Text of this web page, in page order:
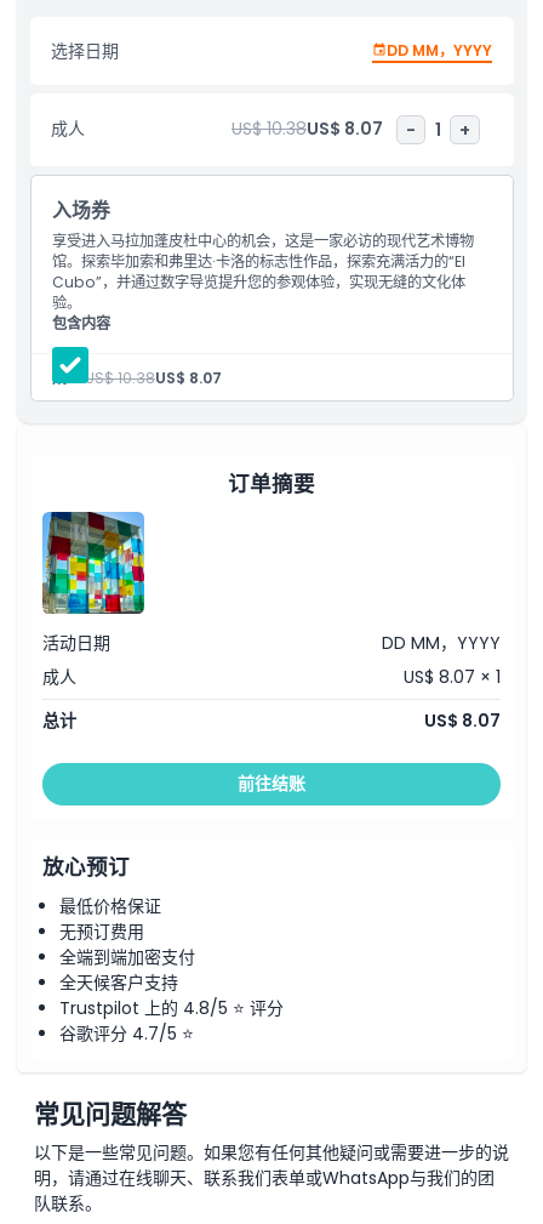
包含项
儿童成人政策
排除项
营业时间
如何到达那里
选择日期 DD MM，YYYY
成人 US$ 10.38US$ 8.07 - 1 +
入场券
享受进入马拉加蓬皮杜中心的机会，这是一家必访的现代艺术博物
馆。探索毕加索和弗里达·卡洛的标志性作品，探索充满活力的“El
Cubo”，并通过数字导览提升您的参观体验，实现无缝的文化体
验。
包含内容
入场券：蓬皮杜中心马拉加
进入所有画廊和展览
每个藏品的数字手册，可下载到您的手机
成人: US$ 10.38US$ 8.07
订单摘要
活动日期
DD MM，YYYY
成人
US$ 8.07 × 1
总计
US$ 8.07
前往结账
放心预订
最低价格保证
无预订费用
全端到端加密支付
全天候客户支持
Trustpilot 上的 4.8/5 ⭐ 评分
谷歌评分 4.7/5 ⭐
常见问题解答
以下是一些常见问题。如果您有任何其他疑问或需要进一步的说
明，请通过在线聊天、联系我们表单或WhatsApp与我们的团
队联系。